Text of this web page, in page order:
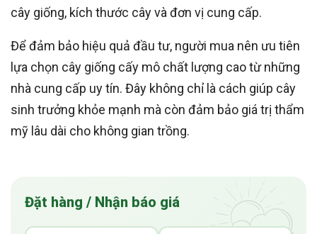
cây giống, kích thước cây và đơn vị cung cấp.
Để đảm bảo hiệu quả đầu tư, người mua nên ưu tiên
lựa chọn cây giống cấy mô chất lượng cao từ những
nhà cung cấp uy tín. Đây không chỉ là cách giúp cây
sinh trưởng khỏe mạnh mà còn đảm bảo giá trị thẩm
mỹ lâu dài cho không gian trồng.
Đặt hàng / Nhận báo giá